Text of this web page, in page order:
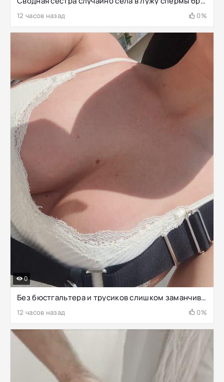
12 часов назад 0%
Без бюстгальтера и трусиков слишком заманчиво пошалить рядом со строителями
12 часов назад 0%
0